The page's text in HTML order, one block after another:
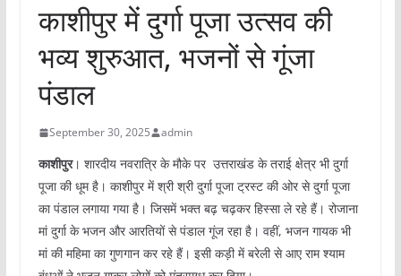
काशीपुर में दुर्गा पूजा उत्सव की
भव्य शुरुआत, भजनों से गूंजा
पंडाल
September 30, 2025 admin
काशीपुर। शारदीय नवरात्रि के मौके पर उत्तराखंड के तराई क्षेत्र भी दुर्गा
पूजा की धूम है। काशीपुर में श्री श्री दुर्गा पूजा ट्रस्ट की ओर से दुर्गा पूजा
का पंडाल लगाया गया है। जिसमें भक्त बढ़ चढ़कर हिस्सा ले रहे हैं। रोजाना
मां दुर्गा के भजन और आरतियों से पंडाल गूंज रहा है। वहीं, भजन गायक भी
मां की महिमा का गुणगान कर रहे हैं। इसी कड़ी में बरेली से आए राम श्याम